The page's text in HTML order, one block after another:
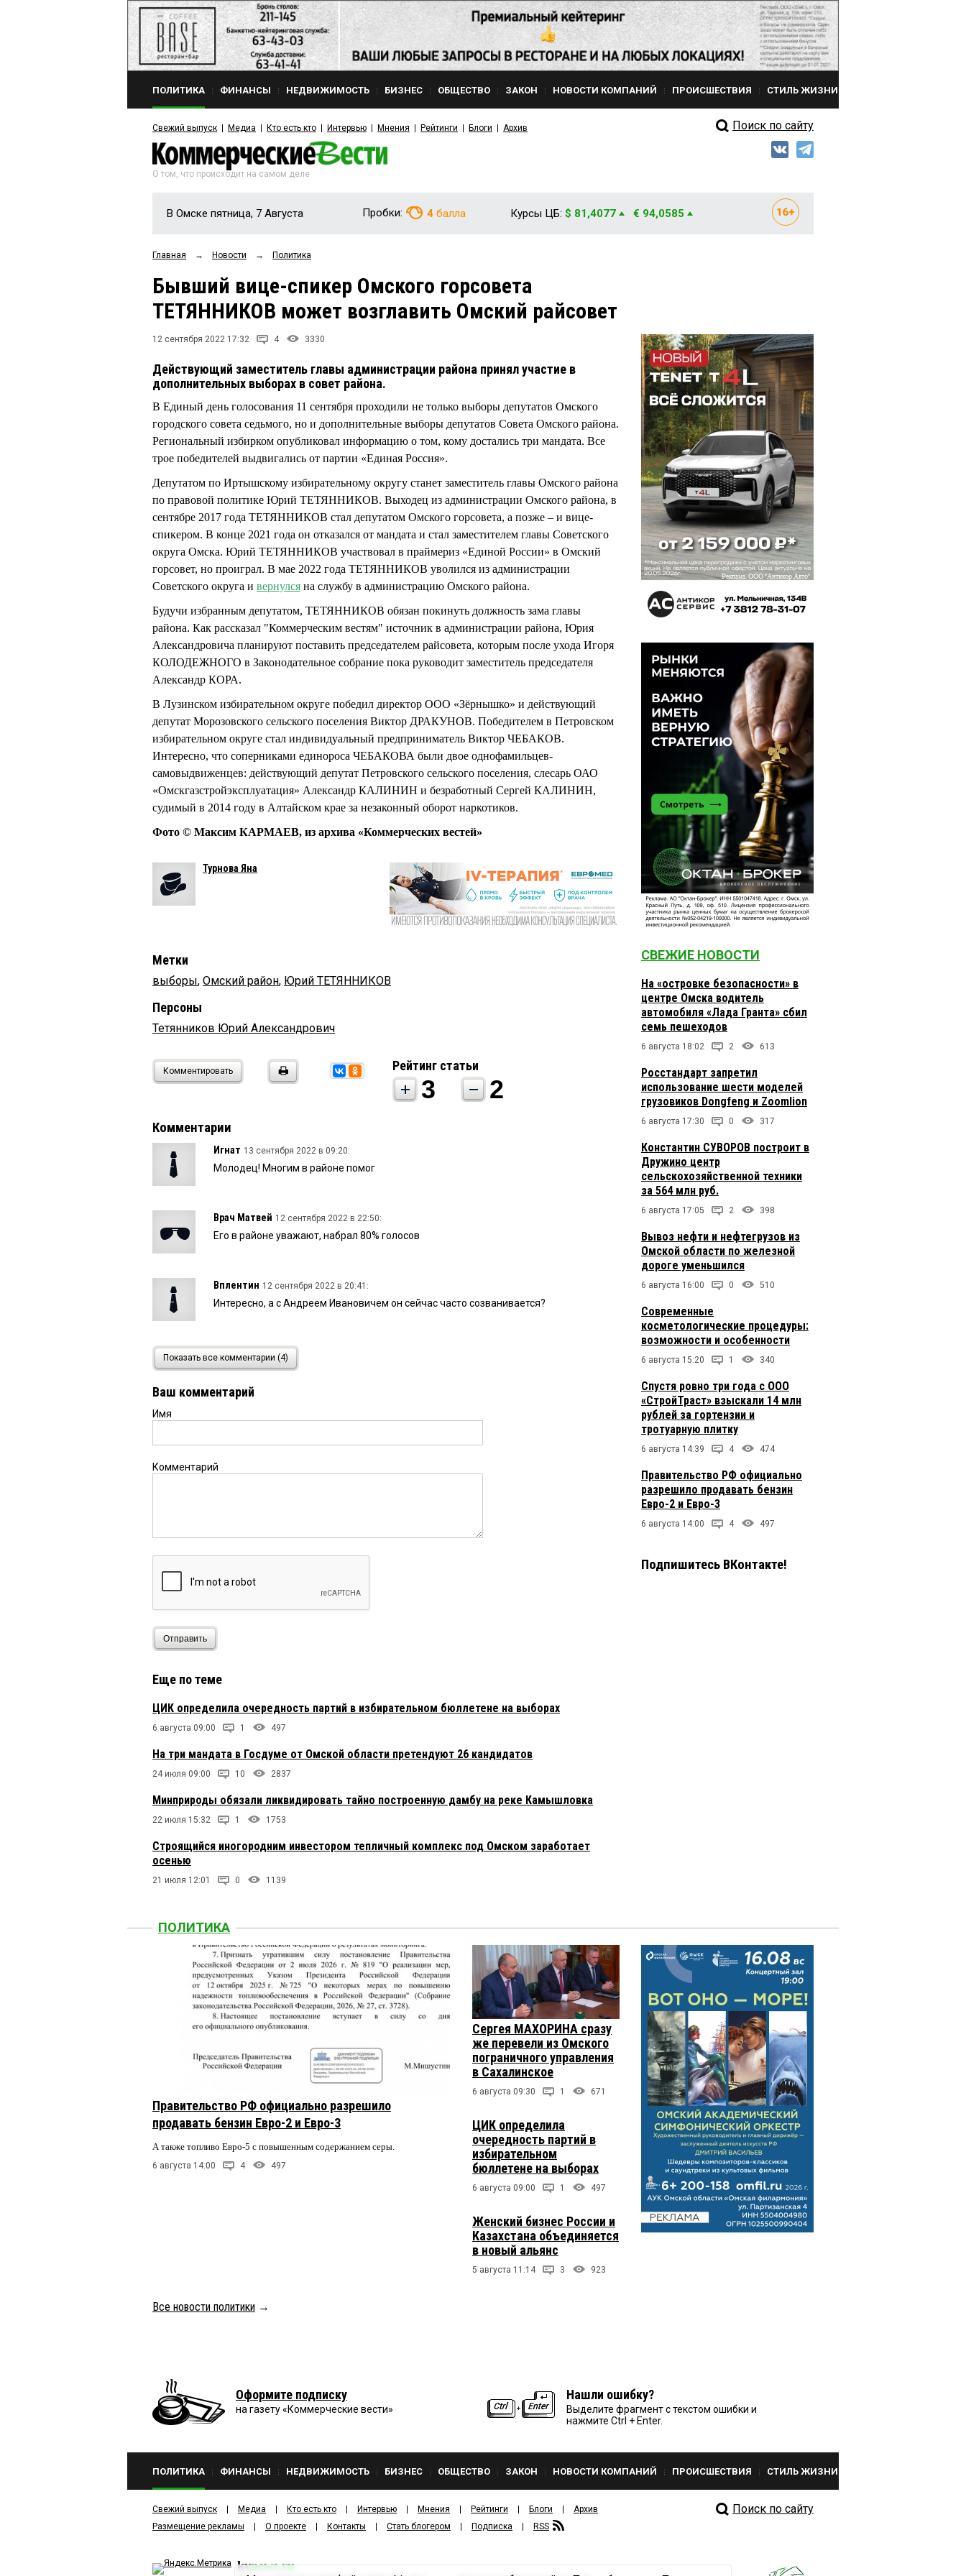
ПОЛИТИКА ФИНАНСЫ НЕДВИЖИМОСТЬ БИЗНЕС ОБЩЕСТВО ЗАКОН НОВОСТИ КОМПАНИЙ ПРОИСШЕСТВИЯ СТИЛЬ ЖИЗНИ
Свежий выпуск Медиа Кто есть кто Интервью Мнения Рейтинги Блоги Архив Поиск по сайту
О том, что происходит на самом деле
В Омске пятница, 7 Августа Пробки: 4 балла Курсы ЦБ: $ 81,4077 € 94,0585
Главная → Новости → Политика
Бывший вице-спикер Омского горсовета
ТЕТЯННИКОВ может возглавить Омский райсовет
12 сентября 2022 17:32 4 3330
Действующий заместитель главы администрации района принял участие в
дополнительных выборах в совет района.
В Единый день голосования 11 сентября проходили не только выборы депутатов Омского
городского совета седьмого, но и дополнительные выборы депутатов Совета Омского района.
Региональный избирком опубликовал информацию о том, кому достались три мандата. Все
трое победителей выдвигались от партии «Единая Россия».
Депутатом по Иртышскому избирательному округу станет заместитель главы Омского района
по правовой политике Юрий ТЕТЯННИКОВ. Выходец из администрации Омского района, в
сентябре 2017 года ТЕТЯННИКОВ стал депутатом Омского горсовета, а позже – и вице-
спикером. В конце 2021 года он отказался от мандата и стал заместителем главы Советского
округа Омска. Юрий ТЕТЯННИКОВ участвовал в праймериз «Единой России» в Омский
горсовет, но проиграл. В мае 2022 года ТЕТЯННИКОВ уволился из администрации
Советского округа и вернулся на службу в администрацию Омского района.
Будучи избранным депутатом, ТЕТЯННИКОВ обязан покинуть должность зама главы
района. Как рассказал "Коммерческим вестям" источник в администрации района, Юрия
Александровича планируют поставить председателем райсовета, которым после ухода Игоря
КОЛОДЕЖНОГО в Законодательное собрание пока руководит заместитель председателя
Александр КОРА.
В Лузинском избирательном округе победил директор ООО «Зёрнышко» и действующий
депутат Морозовского сельского поселения Виктор ДРАКУНОВ. Победителем в Петровском
избирательном округе стал индивидуальный предприниматель Виктор ЧЕБАКОВ.
Интересно, что соперниками единороса ЧЕБАКОВА были двое однофамильцев-
самовыдвиженцев: действующий депутат Петровского сельского поселения, слесарь ОАО
«Омскгазстройэксплуатация» Александр КАЛИНИН и безработный Сергей КАЛИНИН,
судимый в 2014 году в Алтайском крае за незаконный оборот наркотиков.
Фото © Максим КАРМАЕВ, из архива «Коммерческих вестей»
Турнова Яна
Метки
выборы, Омский район, Юрий ТЕТЯННИКОВ
Персоны
Тетянников Юрий Александрович
Комментировать Рейтинг статьи
3 2
Комментарии
Игнат 13 сентября 2022 в 09:20:
Молодец! Многим в районе помог
Врач Матвей 12 сентября 2022 в 22:50:
Его в районе уважают, набрал 80% голосов
Вплентин 12 сентября 2022 в 20:41:
Интересно, а с Андреем Ивановичем он сейчас часто созванивается?
ДЖОКЕР 12 сентября 2022 в 17:59:
Непотопляем!
Показать все комментарии (4)
Ваш комментарий
Имя
Комментарий
Отправить
Еще по теме
ЦИК определила очередность партий в избирательном бюллетене на выборах
6 августа 09:00 1 497
На три мандата в Госдуме от Омской области претендуют 26 кандидатов
24 июля 09:00 10 2837
Минприроды обязали ликвидировать тайно построенную дамбу на реке Камышловка
22 июля 15:32 1 1753
Строящийся иногородним инвестором тепличный комплекс под Омском заработает
осенью
21 июля 12:01 0 1139
СВЕЖИЕ НОВОСТИ
На «островке безопасности» в
центре Омска водитель
автомобиля «Лада Гранта» сбил
семь пешеходов
6 августа 18:02 2 613
Росстандарт запретил
использование шести моделей
грузовиков Dongfeng и Zoomlion
6 августа 17:30 0 317
Константин СУВОРОВ построит в
Дружино центр
сельскохозяйственной техники
за 564 млн руб.
6 августа 17:05 2 398
Вывоз нефти и нефтегрузов из
Омской области по железной
дороге уменьшился
6 августа 16:00 0 510
Современные
косметологические процедуры:
возможности и особенности
6 августа 15:20 1 340
Спустя ровно три года с ООО
«СтройТраст» взыскали 14 млн
рублей за гортензии и
тротуарную плитку
6 августа 14:39 4 474
Правительство РФ официально
разрешило продавать бензин
Евро-2 и Евро-3
6 августа 14:00 4 497
Подпишитесь ВКонтакте!
ПОЛИТИКА
Правительство РФ официально разрешило
продавать бензин Евро-2 и Евро-3
А также топливо Евро-5 с повышенным содержанием серы.
6 августа 14:00 4 497
Сергея МАХОРИНА сразу
же перевели из Омского
пограничного управления
в Сахалинское
6 августа 09:30 1 671
ЦИК определила
очередность партий в
избирательном
бюллетене на выборах
6 августа 09:00 1 497
Женский бизнес России и
Казахстана объединяется
в новый альянс
5 августа 11:14 3 923
Все новости политики →
Оформите подписку
на газету «Коммерческие вести»
Нашли ошибку?
Выделите фрагмент с текстом ошибки и
нажмите Ctrl + Enter.
ПОЛИТИКА ФИНАНСЫ НЕДВИЖИМОСТЬ БИЗНЕС ОБЩЕСТВО ЗАКОН НОВОСТИ КОМПАНИЙ ПРОИСШЕСТВИЯ СТИЛЬ ЖИЗНИ
Свежий выпуск Медиа Кто есть кто Интервью Мнения Рейтинги Блоги
Архив
Размещение рекламы
О проекте Контакты Стать блогером Подписка RSS
Поиск по сайту
kvnews.ru